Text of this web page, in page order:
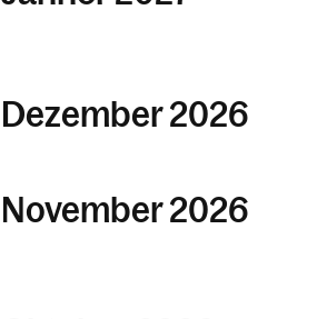
Dezember 2026
November 2026